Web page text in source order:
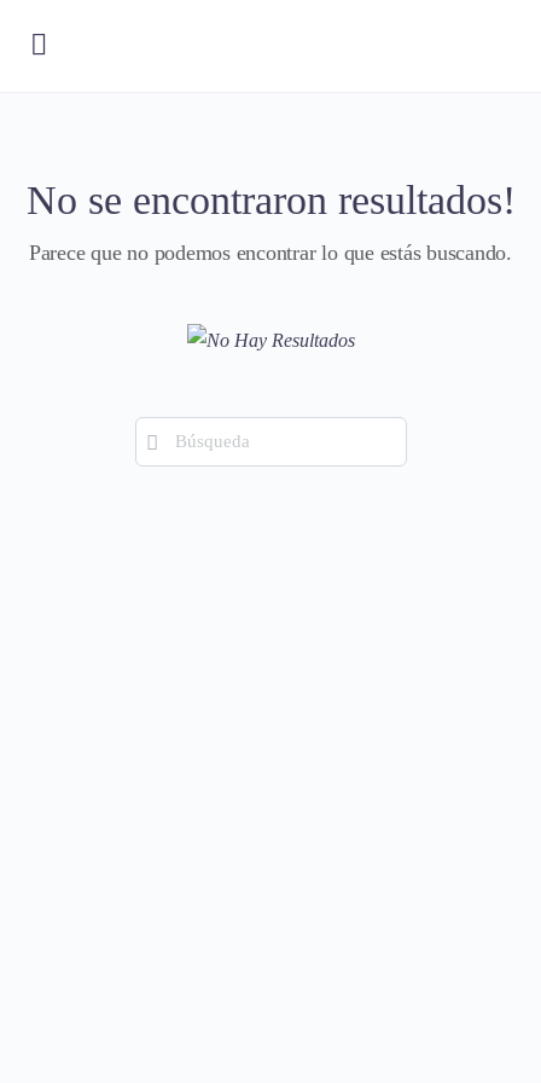
No se encontraron resultados!
Parece que no podemos encontrar lo que estás buscando.
Búsqueda
de: